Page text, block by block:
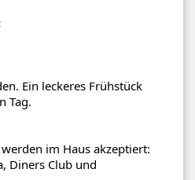
Ein leckeres Frühstück
Tag.
im Haus akzeptiert:
Diners Club und